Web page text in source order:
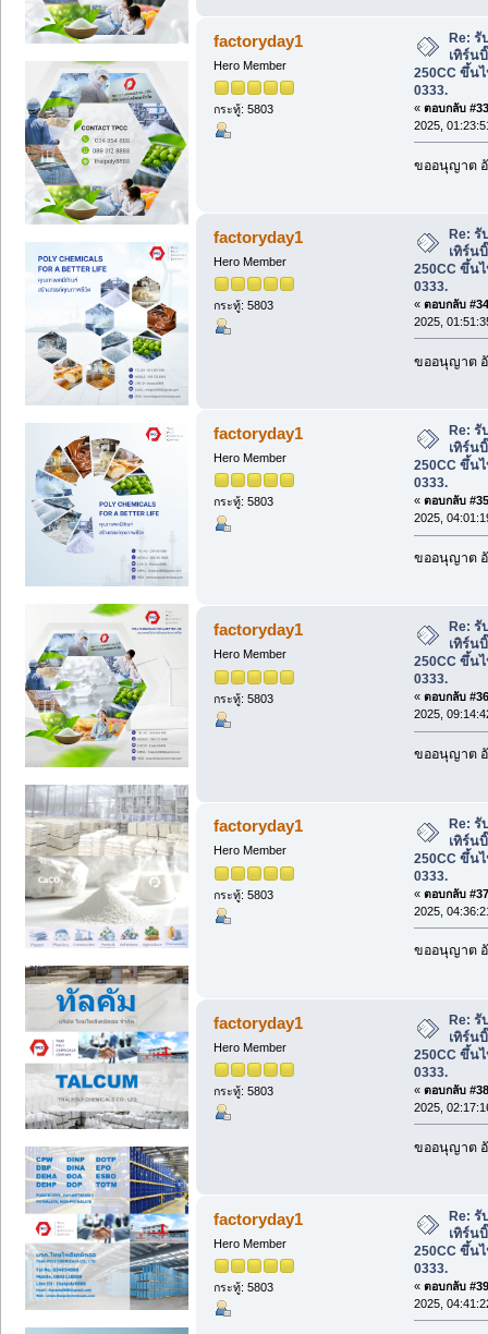
factoryday1
Hero Member
กระทู้: 5803
Re: รั
เทิร์น
250CC ขึ้น
0333.
« ตอบกลับ
2025,
ขออนุญาต
factoryday1
Hero Member
กระทู้: 5803
Re: รั
เทิร์น
250CC ขึ้น
0333.
« ตอบกลับ
2025,
ขออนุญาต
factoryday1
Hero Member
กระทู้: 5803
Re: รั
เทิร์น
250CC ขึ้น
0333.
« ตอบกลับ
2025,
ขออนุญาต
factoryday1
Hero Member
กระทู้: 5803
Re: รั
เทิร์น
250CC ขึ้น
0333.
« ตอบกลับ
2025,
ขออนุญาต
factoryday1
Hero Member
กระทู้: 5803
Re: รั
เทิร์น
250CC ขึ้น
0333.
« ตอบกลับ
2025,
ขออนุญาต
factoryday1
Hero Member
กระทู้: 5803
Re: รั
เทิร์น
250CC ขึ้น
0333.
« ตอบกลับ
2025,
ขออนุญาต
factoryday1
Hero Member
กระทู้: 5803
Re: รั
เทิร์น
250CC ขึ้น
0333.
« ตอบกลับ
2025,